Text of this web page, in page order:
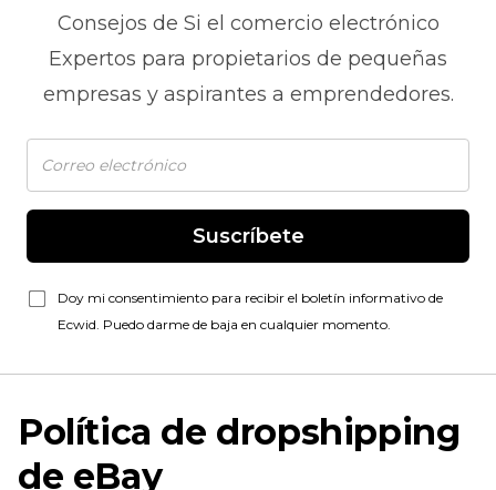
Consejos de Si el comercio electrónico
Expertos para propietarios de pequeñas
empresas y aspirantes a emprendedores.
Suscríbete
Doy mi consentimiento para recibir el boletín informativo de
Ecwid. Puedo darme de baja en cualquier momento.
Política de dropshipping
de eBay